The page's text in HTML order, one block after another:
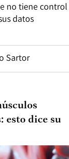
no tiene control
datos
Sartor
esto dice su